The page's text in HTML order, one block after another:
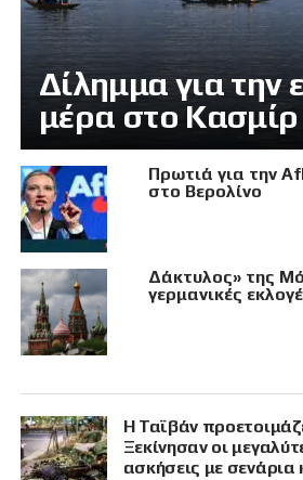
Δίλημμα για την
μέρα στο Κασμίρ
Πρωτιά για την
στο Βερολίνο
Δάκτυλος» της
γερμανικές
Η Ταϊβάν
Ξεκίνησαν οι
ασκήσεις με σενάρια